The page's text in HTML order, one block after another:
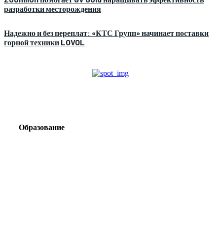
разработки месторождения
Надежно и без переплат: «КТС Групп» начинает поставки
горной техники LOVOL
Образование